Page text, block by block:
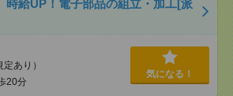
時給UP！電子部品の組立・加工[派
あり）
20分
気になる！